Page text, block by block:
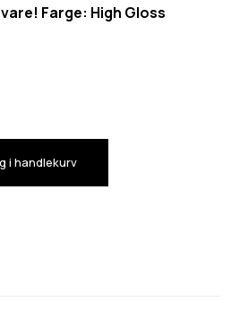
Farge: High Gloss
i handlekurv